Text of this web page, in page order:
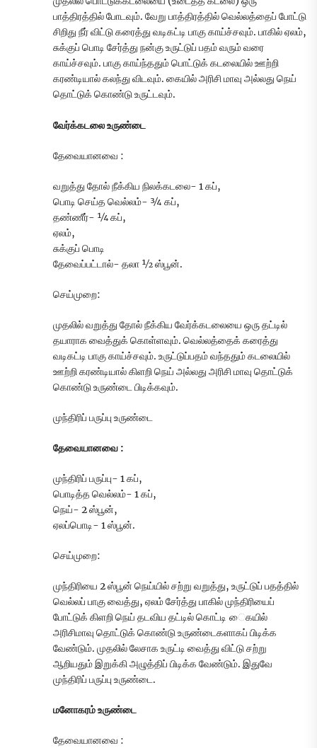
பாத்திரத்தில் போடவும். வேறு பாத்திரத்தில் வெல்லத்தைப் போட்டு
சிறிது நீர் விட்டு கரைத்து வடிகட்டி பாகு காய்ச்சவும். பாகில் ஏலம்,
சுக்குப் பொடி சேர்த்து நன்கு உருட்டுப் பதம் வரும் வரை
காய்ச்சவும். பாகு காய்ந்ததும் பொட்டுக் கடலையில் ஊற்றி
கரண்டியால் கலந்து விடவும். கையில் அரிசி மாவு அல்லது நெய்
தொட்டுக் கொண்டு உருட்டவும்.
வேர்க்கடலை உருண்டை
தேவையானவை :
வறுத்து தோல் நீக்கிய நிலக்கடலை- 1 கப்,
பொடி செய்த வெல்லம்- ¾ கப்,
தண்ணீர்- ¼ கப்,
ஏலம்,
சுக்குப் பொடி
தேவைப்பட்டால்- தலா ½ ஸ்பூன்.
செய்முறை:
முதலில் வறுத்து தோல் நீக்கிய வேர்க்கடலையை ஒரு தட்டில்
தயாராக வைத்துக் கொள்ளவும். வெல்லத்தைக் கரைத்து
வடிகட்டி பாகு காய்ச்சவும். உருட்டுப்பதம் வந்ததும் கடலையில்
ஊற்றி கரண்டியால் கிளறி நெய் அல்லது அரிசி மாவு தொட்டுக்
கொண்டு உருண்டை பிடிக்கவும்.
முந்திரிப் பருப்பு உருண்டை
தேவையானவை :
முந்திரிப் பருப்பு- 1 கப்,
பொடித்த வெல்லம்- 1 கப்,
நெய்- 2 ஸ்பூன்,
ஏலப்பொடி- 1 ஸ்பூன்.
செய்முறை:
முந்திரியை 2 ஸ்பூன் நெய்யில் சற்று வறுத்து, உருட்டுப் பதத்தில்
வெல்லப் பாகு வைத்து, ஏலம் சேர்த்து பாகில் முந்திரியைப்
போட்டுக் கிளறி நெய் தடவிய தட்டில் கொட்டி ைகயில்
அரிசிமாவு தொட்டுக் கொண்டு உருண்டைகளாகப் பிடிக்க
வேண்டும். முதலில் லேசாக உருட்டி வைத்து விட்டு சற்று
ஆறியதும் இறுக்கி அழுத்திப் பிடிக்க வேண்டும். இதுவே
முந்திரிப் பருப்பு உருண்டை.
மனோகரம் உருண்டை
தேவையானவை :